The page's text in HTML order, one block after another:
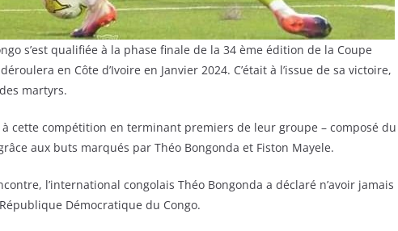
s’est qualifiée à la phase finale de la 34 ème édition de la Coupe
en Côte d’Ivoire en Janvier 2024. C’était à l’issue de sa victoire,
martyrs.
cette compétition en terminant premiers de leur groupe – composé du
aux buts marqués par Théo Bongonda et Fiston Mayele.
l’international congolais Théo Bongonda a déclaré n’avoir jamais
Démocratique du Congo.